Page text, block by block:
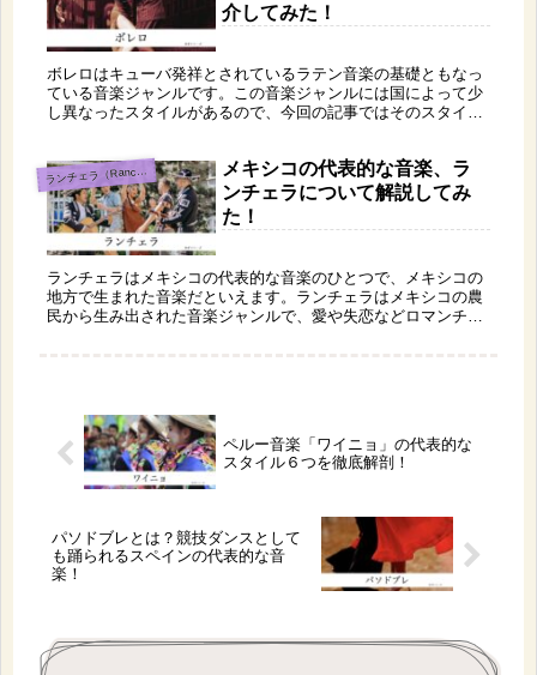
介してみた！
ボレロはキューバ発祥とされているラテン音楽の基礎ともなっ
ている音楽ジャンルです。この音楽ジャンルには国によって少
し異なったスタイルがあるので、今回の記事ではそのスタイル
ラ
ンチェラ（Ranchera）
メキシコの代表的な音楽、ラ
ンチェラについて解説してみ
た！
ランチェラはメキシコの代表的な音楽のひとつで、メキシコの
地方で生まれた音楽だといえます。ランチェラはメキシコの農
民から生み出された音楽ジャンルで、愛や失恋などロマンチッ
ペルー音楽「ワイニョ」の代表的な
スタイル６つを徹底解剖！
パソドブレとは？競技ダンスとして
も踊られるスペインの代表的な音
楽！